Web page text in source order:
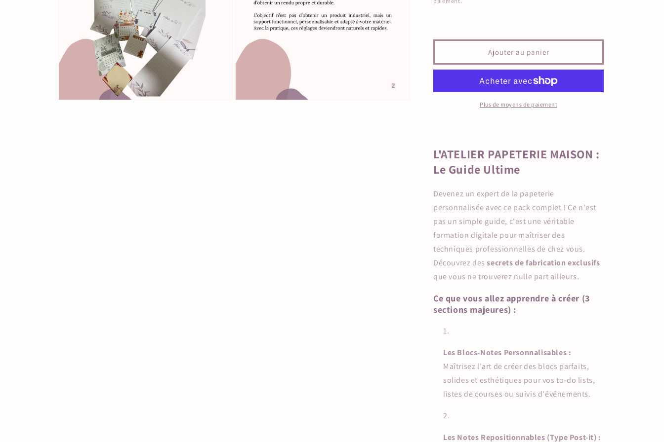
Ajouter au panier
Plus de moyens de paiement
L'ATELIER PAPETERIE MAISON :
Le Guide Ultime
Devenez un expert de la papeterie
personnalisée avec ce pack complet ! Ce n'est
pas un simple guide, c'est une véritable
formation digitale pour maîtriser des
techniques professionnelles de chez vous.
Découvrez dessecrets de fabrication exclusifs
que vous ne trouverez nulle part ailleurs.
Ce que vous allez apprendre à créer (3
sections majeures) :
Les Blocs-Notes Personnalisables :
Maîtrisez l'art de créer des blocs parfaits,
solides et esthétiques pour vos to-do lists,
listes de courses ou suivis d'événements.
Les Notes Repositionnables (Type Post-it) :